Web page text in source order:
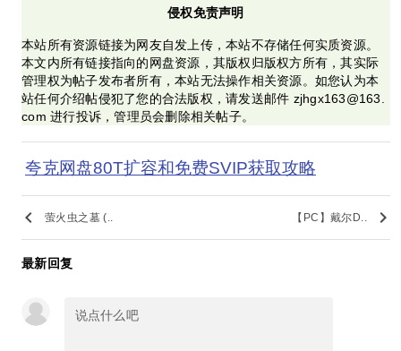
侵权免责声明
本站所有资源链接为网友自发上传，本站不存储任何实质资源。
本文内所有链接指向的网盘资源，其版权归版权方所有，其实际
管理权为帖子发布者所有，本站无法操作相关资源。如您认为本
站任何介绍帖侵犯了您的合法版权，请发送邮件 zjhgx163@163.
com 进行投诉，管理员会删除相关帖子。
夸克网盘80T扩容和免费SVIP获取攻略
keyboard_arrow_left 萤火虫之墓 (.. 【PC】戴尔D.. keyboard_arrow_right
最新回复